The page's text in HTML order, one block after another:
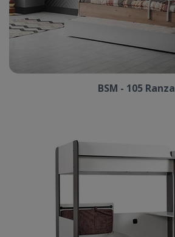
BSM - 105 Ranza